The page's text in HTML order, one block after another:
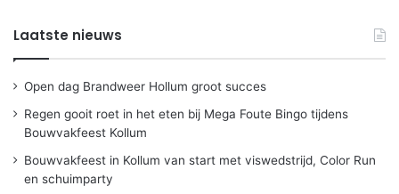
Laatste nieuws
Open dag Brandweer Hollum groot succes
Regen gooit roet in het eten bij Mega Foute Bingo tijdens
Bouwvakfeest Kollum
Bouwvakfeest in Kollum van start met viswedstrijd, Color Run
en schuimparty